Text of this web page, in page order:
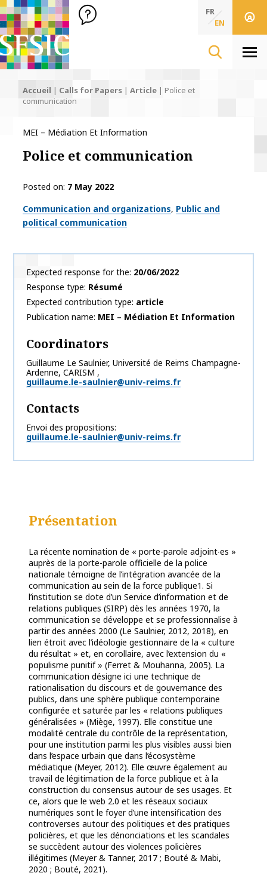
SFSIC Société Française des Sciences de l'Information & de
Société Française des Sciences de
FR
EN
Accueil | Calls for Papers | Article | Police et
communication
MEI – Médiation Et Information
Police et communication
Posted on 7 May 2022
Thématiques
Communication and organizations Public and
political communication
Expected response for the 20/06/2022
Response type Résumé
Expected contribution type article
Publication name MEI – Médiation Et Information
Coordinators
Guillaume Le Saulnier, Université de Reims Champagne-
Ardenne, CARISM ,
guillaume.le-saulnier@univ-reims.fr
Contacts
Envoi des propositions
guillaume.le-saulnier@univ-reims.fr
Présentation
La récente nomination de « porte-parole adjoint∙es »
auprès de la porte-parole officielle de la police
nationale témoigne de l’intégration avancée de la
communication au sein de la force publique1. Si
l’institution se dote d’un Service d’information et de
relations publiques (SIRP) dès les années 1970, la
communication se développe et se professionnalise à
partir des années 2000 (Le Saulnier, 2012, 2018), en
lien étroit avec l’idéologie gestionnaire de la « culture
du résultat » et, en corollaire, avec l’extension du «
populisme punitif » (Ferret & Mouhanna, 2005). La
communication désigne ici une technique de
rationalisation du discours et de gouvernance des
publics, dans une sphère publique contemporaine
configurée et saturée par les « relations publiques
généralisées » (Miège, 1997). Elle constitue une
modalité centrale du contrôle de la représentation,
pour une institution parmi les plus visibles aussi bien
dans l’espace urbain que dans l’écosystème
médiatique (Meyer, 2012). Elle œuvre également au
travail de légitimation de la force publique et à la
construction du consensus autour de ses usages. Et
ce, alors que le web 2.0 et les réseaux sociaux
numériques sont le foyer d’une intensification des
controverses autour des politiques et des pratiques
policières, et que les dénonciations et les scandales
se succèdent autour des violences policières
illégitimes (Meyer & Tanner, 2017 ; Bouté & Mabi,
2020 ; Bouté, 2021).